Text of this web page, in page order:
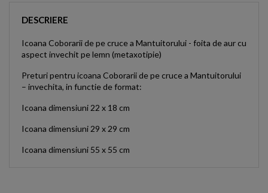
DESCRIERE
Icoana Coborarii de pe cruce a Mantuitorului - foita de aur cu
aspect invechit pe lemn (metaxotipie)
Preturi pentru icoana Coborarii de pe cruce a Mantuitorului
– invechita, in functie de format:
Icoana dimensiuni 22 x 18 cm
Icoana dimensiuni 29 x 29 cm
Icoana dimensiuni 55 x 55 cm